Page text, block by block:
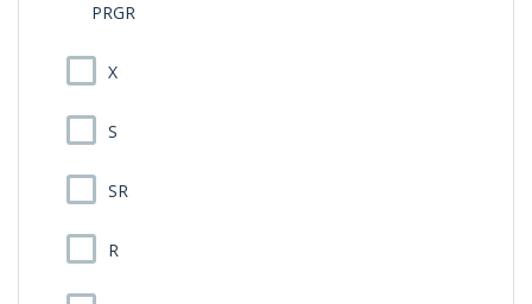
PRGR
X
S
SR
R